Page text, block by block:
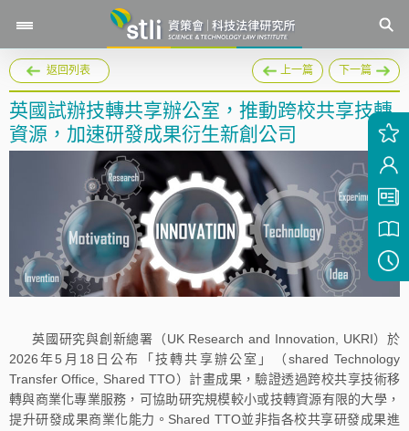
返回列表 上一篇 下一篇
英國試辦技轉共享辦公室，推動跨校共享技轉
資源，加速研發成果衍生新創公司
英國研究與創新總署（UK Research and Innovation, UKRI）於
2026年5月18日公布「技轉共享辦公室」（shared Technology
Transfer Office, Shared TTO）計畫成果，驗證透過跨校共享技術移
轉與商業化專業服務，可協助研究規模較小或技轉資源有限的大學，
提升研發成果商業化能力。Shared TTO並非指各校共享研發成果進